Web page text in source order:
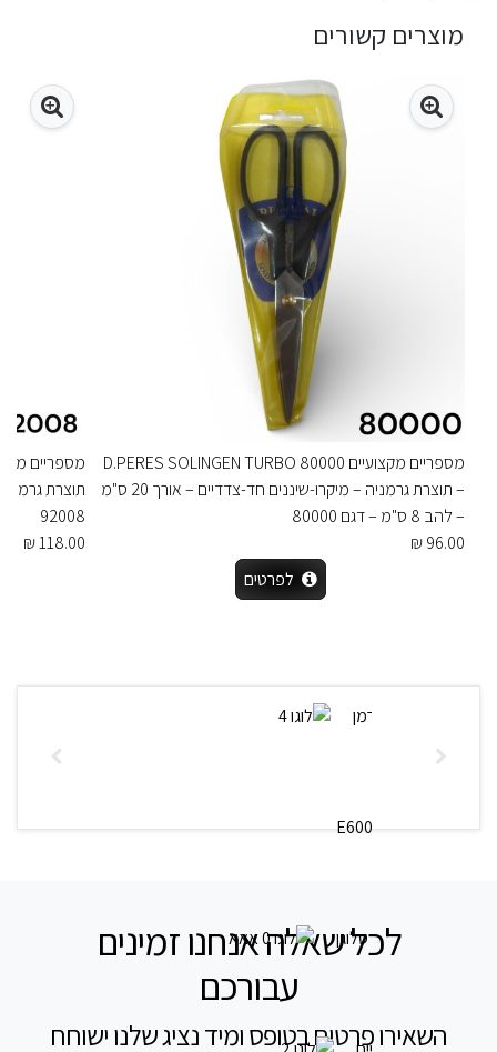
מוצרים קשורים
מספריים מקצועיים D.PERES SOLINGEN TURBO 80000
– תוצרת גרמניה – מיקרו-שיננים חד-צדדיים – אורך 20 ס"מ
– להב 8 ס"מ – דגם 80000
96.00 ₪
לפרטים
תוצרת
92008
118.00 ₪
לכל שאלה אנחנו זמינים
עבורכם
השאירו פרטים בטופס ומיד נציג שלנו ישוחח